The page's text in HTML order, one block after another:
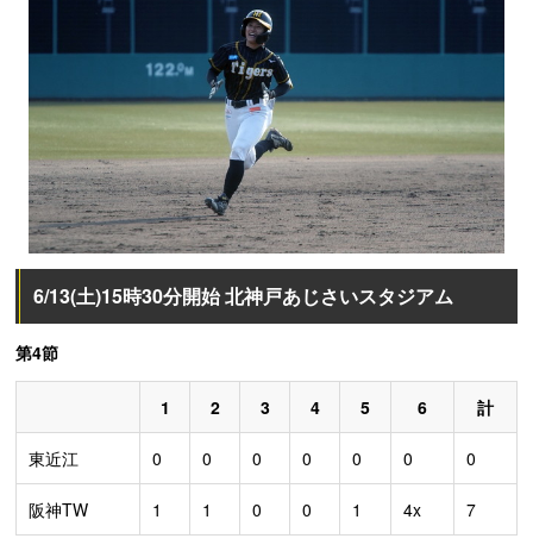
6/13(土)15時30分開始 北神戸あじさいスタジアム
第4節
1 2 3 4 5 6 計
東近江 0 0 0 0 0 0 0
阪神TW 1 1 0 0 1 4x 7